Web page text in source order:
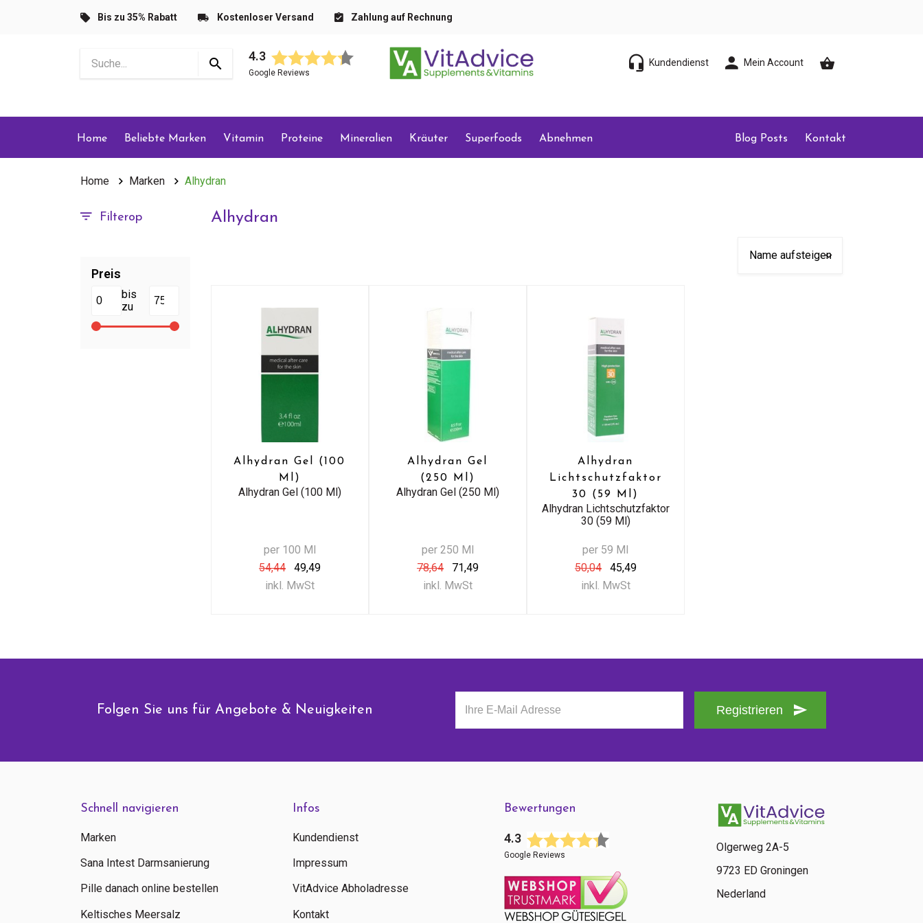
Bis zu 35% Rabatt Kostenloser Versand Zahlung auf Rechnung
4.3
Google Reviews
Kundendienst Mein Account
Home Beliebte Marken Vitamin Proteine Mineralien Kräuter Superfoods Abnehmen Blog Posts Kontakt
Home Marken Alhydran
Filterop
Preis
bis
zu
Alhydran
Alhydran Gel (100
Ml)
Alhydran Gel (100 Ml)
per 100 Ml
54,44
49,49
inkl. MwSt
Alhydran Gel
(250 Ml)
Alhydran Gel (250 Ml)
per 250 Ml
78,64
71,49
inkl. MwSt
Alhydran
Lichtschutzfaktor
30 (59 Ml)
Alhydran Lichtschutzfaktor
30 (59 Ml)
per 59 Ml
50,04
45,49
inkl. MwSt
Folgen Sie uns für Angebote & Neuigkeiten Registrieren
Schnell navigieren
Marken
Sana Intest Darmsanierung
Pille danach online bestellen
Keltisches Meersalz
Infos
Kundendienst
Impressum
VitAdvice Abholadresse
Kontakt
Bewertungen
4.3
Google Reviews
Olgerweg 2A-5
9723 ED Groningen
Nederland